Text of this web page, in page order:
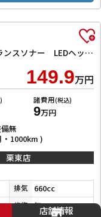
ハイブリッドL 届出済未使用車 クリアランスソナー LEDヘッドライト レーンアシスト 衝突被害軽減システム オートライト スマートキー アイドリングストップ 電動格納ミラー シートヒーター ベンチシート CVT
149.9万円
諸費用(税込)
9万円
無
1000km )
栗東店
排気 660cc
ジュ 修復 無店舗情報